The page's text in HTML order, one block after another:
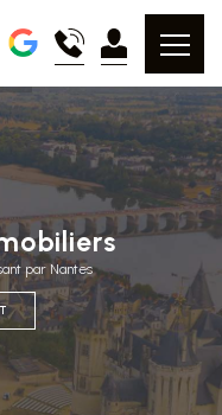
par Nantes